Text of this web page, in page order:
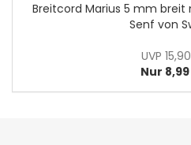
Breitcord Marius 5 mm breit
Senf von
UVP
Nur 8,99